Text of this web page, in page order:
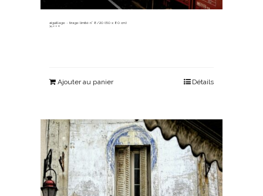
aiguillage ~ tirage limité n° 8/20 (60 x 80 cm)
315,00€
Ajouter au panier Détails